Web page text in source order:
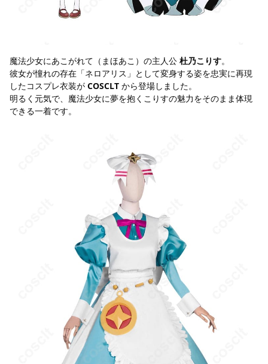
魔法少女にあこがれて（まほあこ）の主人公 杜乃こりす。
彼女が憧れの存在「ネロアリス」として変身する姿を忠実に再現
したコスプレ衣装が COSCLT から登場しました。
明るく元気で、魔法少女に夢を抱くこりすの魅力をそのまま体現
できる一着です。